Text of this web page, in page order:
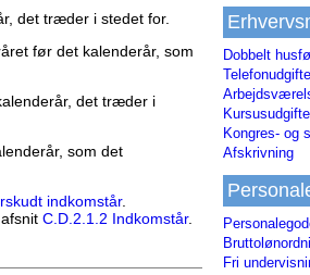
det træder i stedet for.
før det kalenderår, som
det træder i
som det
indkomstår.
C.D.2.1.2 Indkomstår.
Dobbelt
Kongres- og
Afskrivning
Fri